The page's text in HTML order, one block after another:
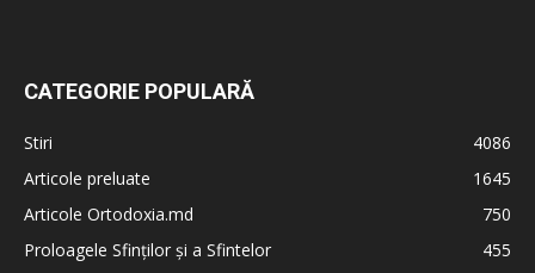
CATEGORIE POPULARĂ
Stiri
4086
Articole preluate
1645
Articole Ortodoxia.md
750
Proloagele Sfinților și a Sfintelor
455